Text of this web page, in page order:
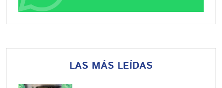
LAS MÁS LEÍDAS